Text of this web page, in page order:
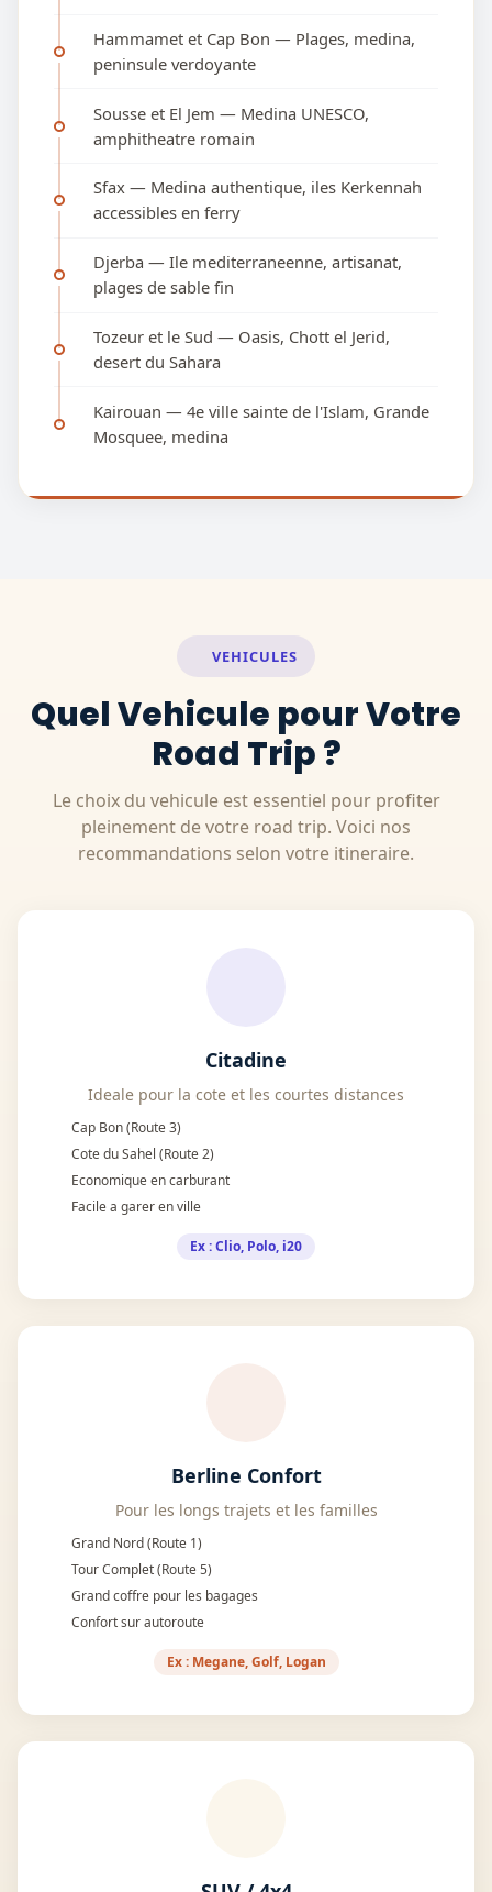
Hammamet et Cap Bon — Plages, medina,
peninsule verdoyante
Sousse et El Jem — Medina UNESCO,
amphitheatre romain
Sfax — Medina authentique, iles Kerkennah
accessibles en ferry
Djerba — Ile mediterraneenne, artisanat,
plages de sable fin
Tozeur et le Sud — Oasis, Chott el Jerid,
desert du Sahara
Kairouan — 4e ville sainte de l'Islam, Grande
Mosquee, medina
VEHICULES
Quel Vehicule pour Votre
Road Trip ?
Le choix du vehicule est essentiel pour profiter
pleinement de votre road trip. Voici nos
recommandations selon votre itineraire.
Citadine
Ideale pour la cote et les courtes distances
Cap Bon (Route 3)
Cote du Sahel (Route 2)
Economique en carburant
Facile a garer en ville
Ex : Clio, Polo, i20
Berline Confort
Pour les longs trajets et les familles
Grand Nord (Route 1)
Tour Complet (Route 5)
Grand coffre pour les bagages
Confort sur autoroute
Ex : Megane, Golf, Logan